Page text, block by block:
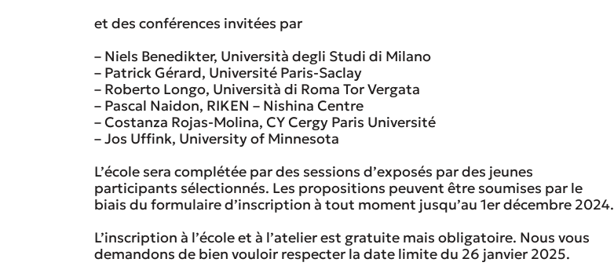
et des conférences invitées par
– Niels Benedikter, Università degli Studi di Milano
– Patrick Gérard, Université Paris-Saclay
– Roberto Longo, Università di Roma Tor Vergata
– Pascal Naidon, RIKEN – Nishina Centre
– Costanza Rojas-Molina, CY Cergy Paris Université
– Jos Uffink, University of Minnesota
L’école sera complétée par des sessions d’exposés par des jeunes
participants sélectionnés. Les propositions peuvent être soumises par le
biais du formulaire d’inscription à tout moment jusqu’au 1er décembre 2024.
L’inscription à l’école et à l’atelier est gratuite mais obligatoire. Nous vous
demandons de bien vouloir respecter la date limite du 26 janvier 2025.